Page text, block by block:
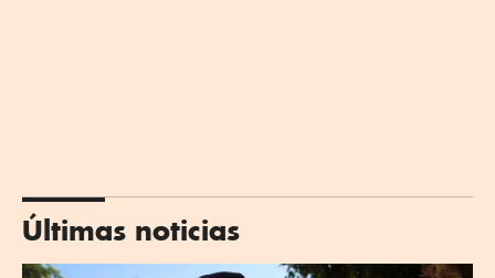
Últimas noticias